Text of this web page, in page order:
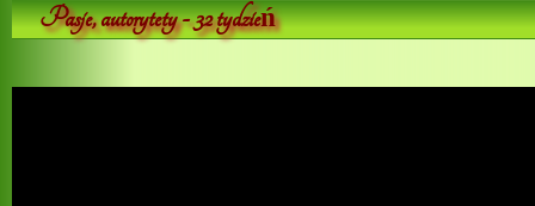
Pasje, autorytety - 32 tydzień